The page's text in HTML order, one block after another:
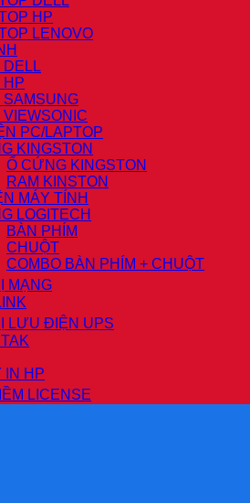
HP
LENOVO
DELL
HP
SAMSUNG
VIEWSONIC
PC/LAPTOP
KINGSTON
Ổ CỨNG KINGSTON
RAM KINSTON
MÁY TÍNH
LOGITECH
BÀN PHÍM
CHUỘT
COMBO BÀN PHÍM + CHUỘT
MẠNG
LƯU ĐIỆN UPS
IN HP
LICENSE